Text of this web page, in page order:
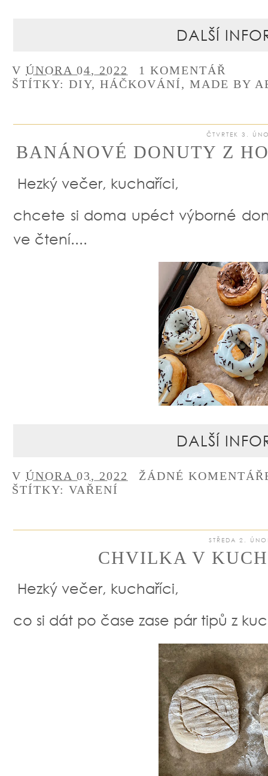
DALŠÍ
V ÚNORA 04, 2022
1 KOMENTÁŘ
ŠTÍTKY: DIY, HÁČKOVÁNÍ, MADE BY
ČTVRTEK 3.
BANÁNOVÉ DONUTY Z
Hezký večer, kuchaříci,
chcete si doma upéct výborné
ve čtení....
DALŠÍ
V ÚNORA 03, 2022
ŽÁDNÉ
ŠTÍTKY: VAŘENÍ
STŘEDA 2.
CHVILKA V
Hezký večer, kuchaříci,
co si dát po čase zase pár tipů z